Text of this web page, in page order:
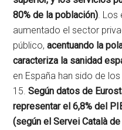
80% de la población). Los
aumentado el sector
público,acentuando la
caracteriza la sanidad
en España han sido de
15.Según datos de
representar el 6,8% del
(según el Servei Català